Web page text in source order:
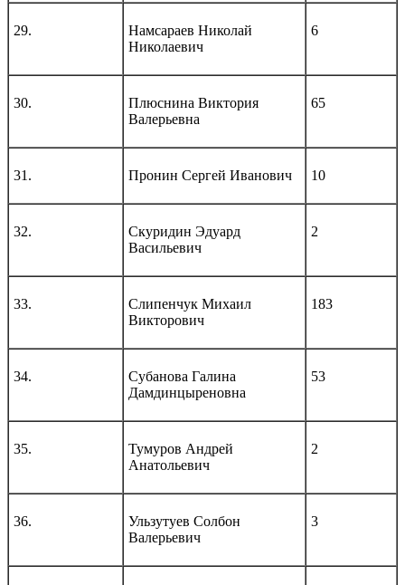
29.
Намсараев Николай
Николаевич
6
30.
Плюснина Виктория
Валерьевна
65
31. Пронин Сергей Иванович 10
32.
Скуридин Эдуард
Васильевич
2
33.
Слипенчук Михаил
Викторович
183
34.
Субанова Галина
Дамдинцыреновна
53
35.
Тумуров Андрей
Анатольевич
2
36.
Ульзутуев Солбон
Валерьевич
3